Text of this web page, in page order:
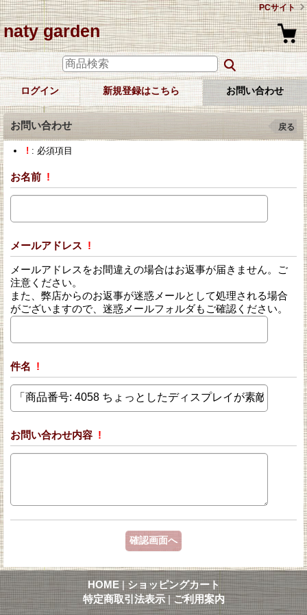
PCサイト
naty garden
ログイン 新規登録はこちら お問い合わせ
お問い合わせ 戻る
! : 必須項目
お名前 !
メールアドレス !
メールアドレスをお間違えの場合はお返事が届きません。ご
注意ください。
また、弊店からのお返事が迷惑メールとして処理される場合
がございますので、迷惑メールフォルダもご確認ください。
件名 !
お問い合わせ内容 !
HOME | ショッピングカート
特定商取引法表示 | ご利用案内